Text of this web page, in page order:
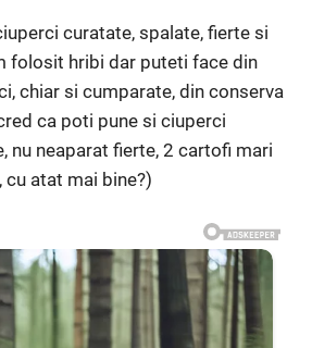
curatate, spalate, fierte si
folosit hribi dar puteti face din
chiar si cumparate, din conserva
ca poti pune si ciuperci
nu neaparat fierte, 2 cartofi mari
atat mai bine?)